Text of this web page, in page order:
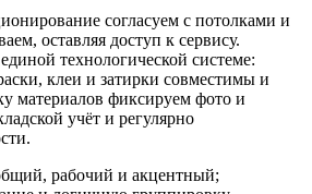
согласуем с потолками и
оставляя доступ к сервису.
технологической системе:
клеи и затирки совместимы и
материалов фиксируем фото и
учёт и регулярно
рабочий и акцентный;